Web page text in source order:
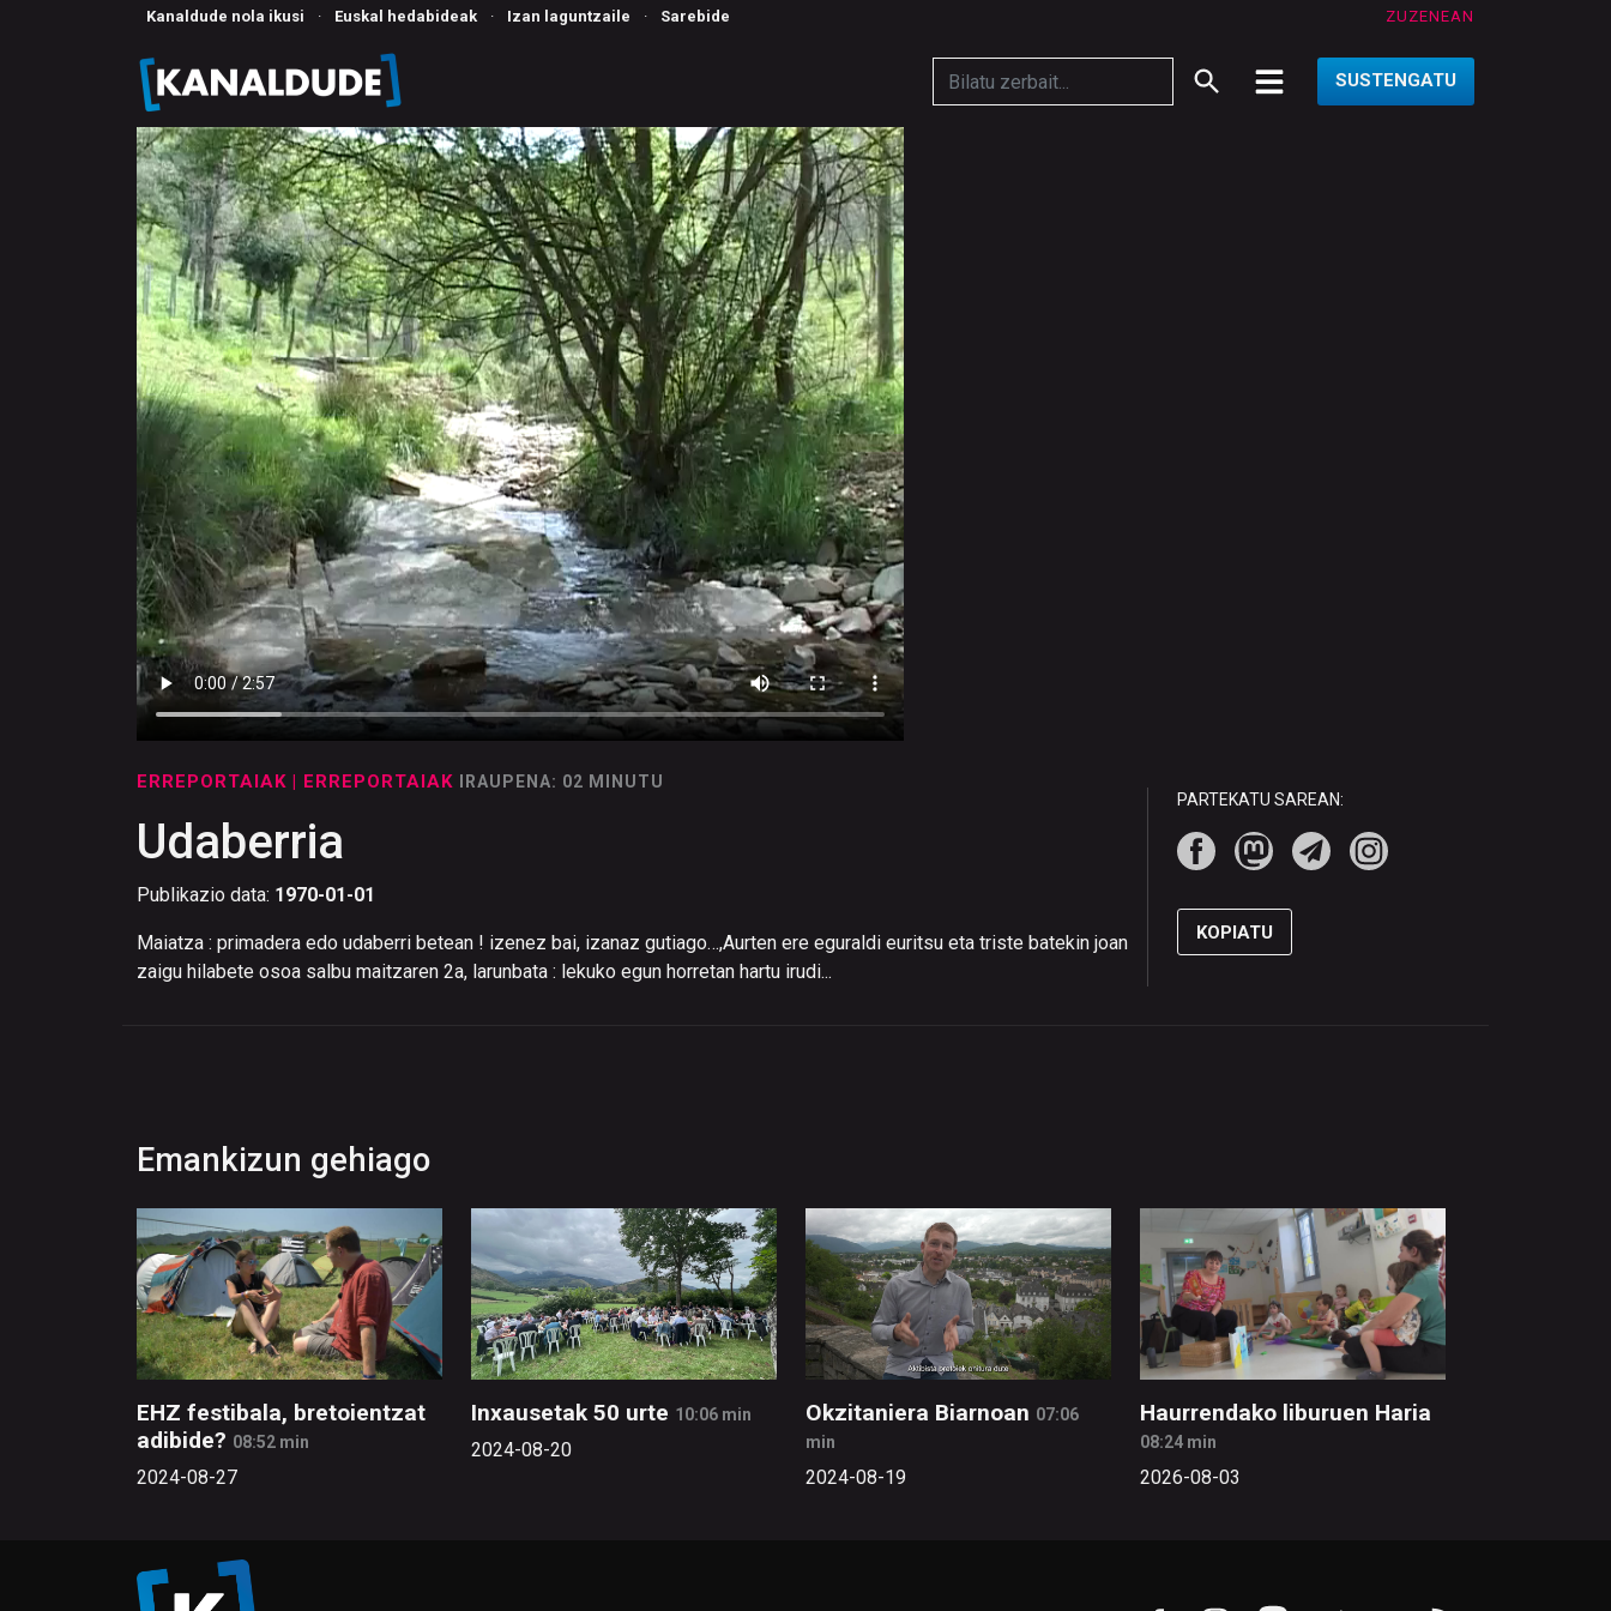
Kanaldude nola ikusi · Euskal hedabideak · Izan laguntzaile · Sarebide ZUZENEAN
SUSTENGATU
ERREPORTAIAK | ERREPORTAIAK IRAUPENA: 02 MINUTU
Udaberria
Publikazio data: 1970-01-01
Maiatza : primadera edo udaberri betean ! izenez bai, izanaz gutiago…,Aurten ere eguraldi euritsu eta triste batekin joan
zaigu hilabete osoa salbu maitzaren 2a, larunbata : lekuko egun horretan hartu irudi...
PARTEKATU SAREAN:
KOPIATU
Emankizun gehiago
EHZ festibala, bretoientzat
adibide? 08:52 min
2024-08-27
Inxausetak 50 urte 10:06 min
2024-08-20
Okzitaniera Biarnoan 07:06
min
2024-08-19
Haurrendako liburuen Haria
08:24 min
2026-08-03